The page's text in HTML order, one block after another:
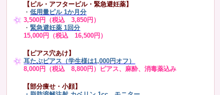
【ピル・アフターピル・緊急避妊薬】
・低用量ピル 1か月分
3,500円（税込 3,850円）
・緊急避妊薬 1回分
15,000円（税込 16,500円）
【ピアス穴あけ】
耳たぶピアス（学生様は1,000円オフ）
8,000円（税込 8,800円）ピアス、麻酔、消毒薬込み
【部分痩せ・小顔】